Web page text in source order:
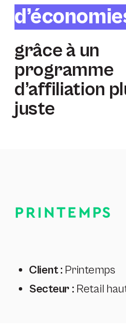
grâce à un
programme
d’affiliation
juste
Client : Printemps
Secteur : Retail